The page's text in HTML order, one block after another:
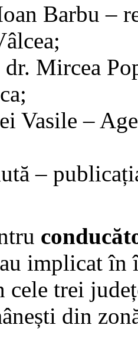
Barbu –
Mircea
Vasile –
–
implicat în
cele trei
din